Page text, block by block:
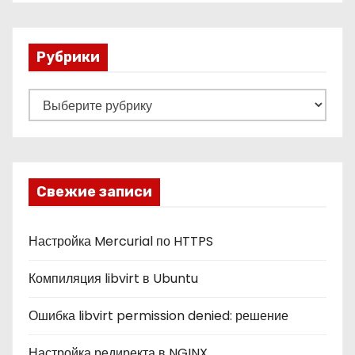
Рубрики
у
к
и
Свежие записи
Настройка Mercurial по HTTPS
Компиляция libvirt в Ubuntu
Ошибка libvirt permission denied: решение